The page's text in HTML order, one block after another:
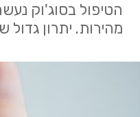
הטיפול בסוג'וק
מהירות. יתרון